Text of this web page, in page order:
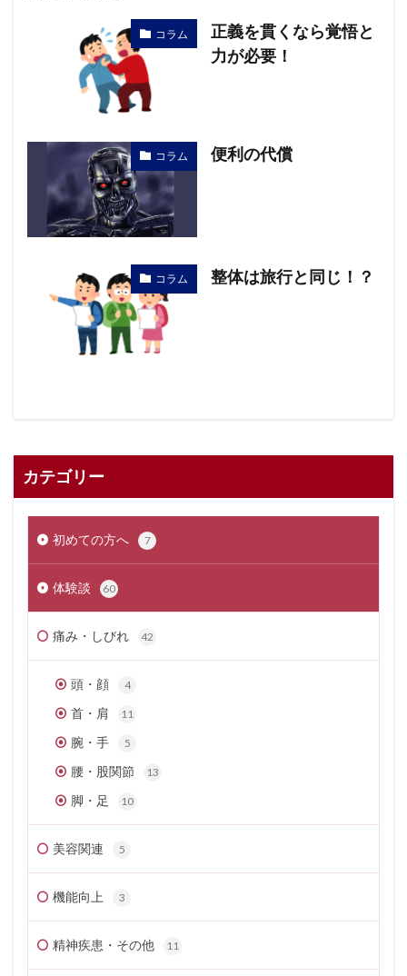
コラム
正義を貫くなら覚悟と
力が必要！
コラム 便利の代償
コラム 整体は旅行と同じ！？
カテゴリー
初めての方へ 7
体験談 60
痛み・しびれ 42
頭・顔 4
首・肩 11
腕・手 5
腰・股関節 13
脚・足 10
美容関連 5
機能向上 3
精神疾患・その他 11